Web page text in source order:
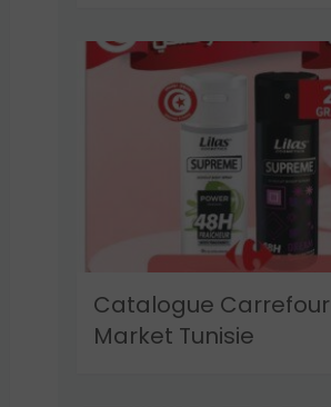
Catalogue Carrefour
Market Tunisie